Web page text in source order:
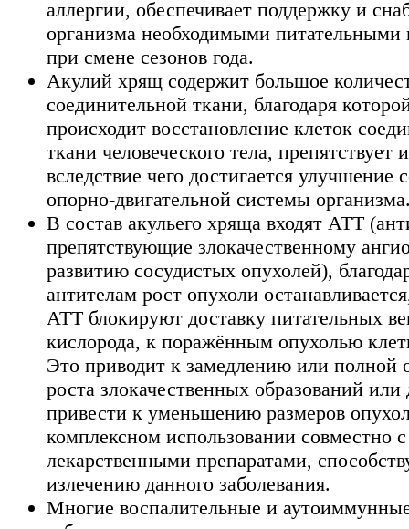
аллергии, обеспечивает поддержку и
организма необходимыми питательными
при смене сезонов года.
Акулий хрящ содержит большое
соединительной ткани, благодаря
происходит восстановление клеток
ткани человеческого тела, препятствует
вследствие чего достигается улучшение
опорно-двигательной системы
В состав акульего хряща входят ATT
препятствующие злокачественному
развитию сосудистых опухолей),
антителам рост опухоли
ATT блокируют доставку питательных
кислорода, к поражённым опухолью
Это приводит к замедлению или полной
роста злокачественных образований
привести к уменьшению размеров
комплексном использовании совместно с
лекарственными препаратами,
излечению данного заболевания.
Многие воспалительные и